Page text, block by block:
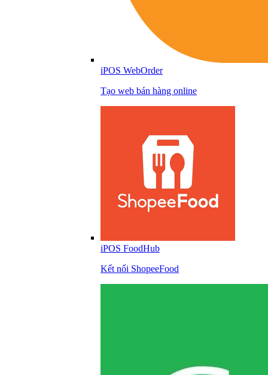
iPOS WebOrder
Tạo web bán hàng online
iPOS FoodHub
Kết nối ShopeeFood